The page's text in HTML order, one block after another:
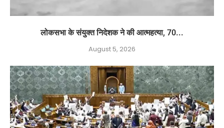
लोकसभा के संयुक्त निदेशक ने की आत्महत्या, 70...
August 5, 2026